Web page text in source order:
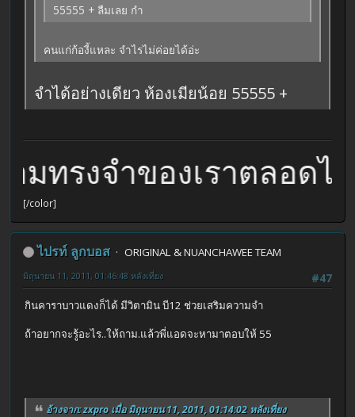
55555 + ลืมเลย กำ
คนแก่ก้องี้แหละ จำไรไม่ค่อยได้อ่ะ
จำได้อย่างเดียว ห้องเมียน้อย 55555 +
รงจำของเราตลอดไป
[/color]
ไปรท์ ลูกบอส
ORIGINAL & NUANCHAWEE TEAM
#47
มิถุนายน 11, 2011, 01:46:48 หลังเที่ยง
กินคาราบาวแดงก็ได้ มีวิตามิน บี12 ช่วยเสริมความจำ
ถ้าอยากจะรู้อะไร..ให้ถาม.แล้วพี่แอดจะหามาตอบให้ 55
อ้างจาก: zxpro เมื่อ มิถุนายน 11, 2011, 01:14:02 หลังเที่ยง